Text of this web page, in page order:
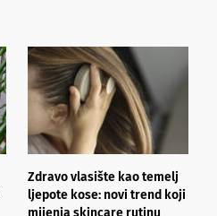
Zdravo vlasište kao temelj
ljepote kose: novi trend koji
mijenja skincare rutinu